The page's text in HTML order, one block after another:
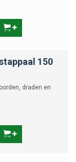
150
draden en